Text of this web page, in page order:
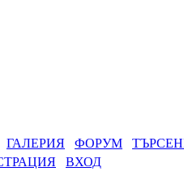
ГАЛЕРИЯ ФОРУМ
ВХОД